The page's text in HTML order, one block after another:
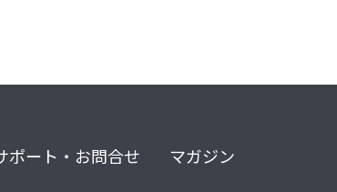
ポート・お問合せ マガジン